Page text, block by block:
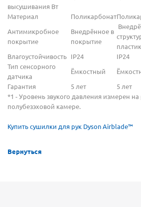
высушивания Вт
Материал Поликарбонат
Антимикробное
покрытие
Внедрённое в
покрытие
Влагоустойчивость IP24 IP24
Тип сенсорного
датчика
Ёмкостный
Гарантия
5 лет 5 лет
*1 - Уровень звукого давления измерен на
полубезэховой камере.
Купить сушилки для рук Dyson Airblade™
Вернуться